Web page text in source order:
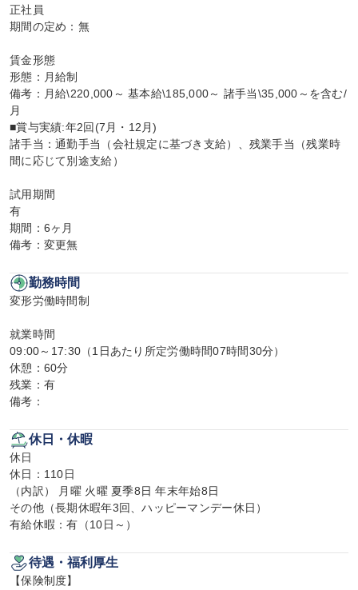
正社員
期間の定め：無
賃金形態
形態：月給制
備考：月給\220,000～ 基本給\185,000～ 諸手当\35,000～を含む/
月
■賞与実績:年2回(7月・12月)
諸手当：通勤手当（会社規定に基づき支給）、残業手当（残業時
間に応じて別途支給）
試用期間
有
期間：6ヶ月
備考：変更無
勤務時間
変形労働時間制
就業時間
09:00～17:30（1日あたり所定労働時間07時間30分）
休憩：60分
残業：有
備考：
休日・休暇
休日
休日：110日
（内訳） 月曜 火曜 夏季8日 年末年始8日
その他（長期休暇年3回、ハッピーマンデー休日）
有給休暇：有（10日～）
待遇・福利厚生
【保険制度】